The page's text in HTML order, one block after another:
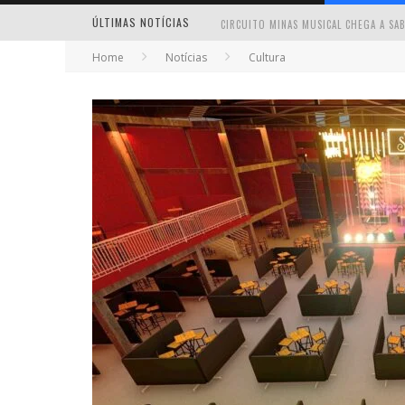
ÚLTIMAS NOTÍCIAS
MILTON GUEDES TRAZ TURNÊ
Home Notícias Cultura